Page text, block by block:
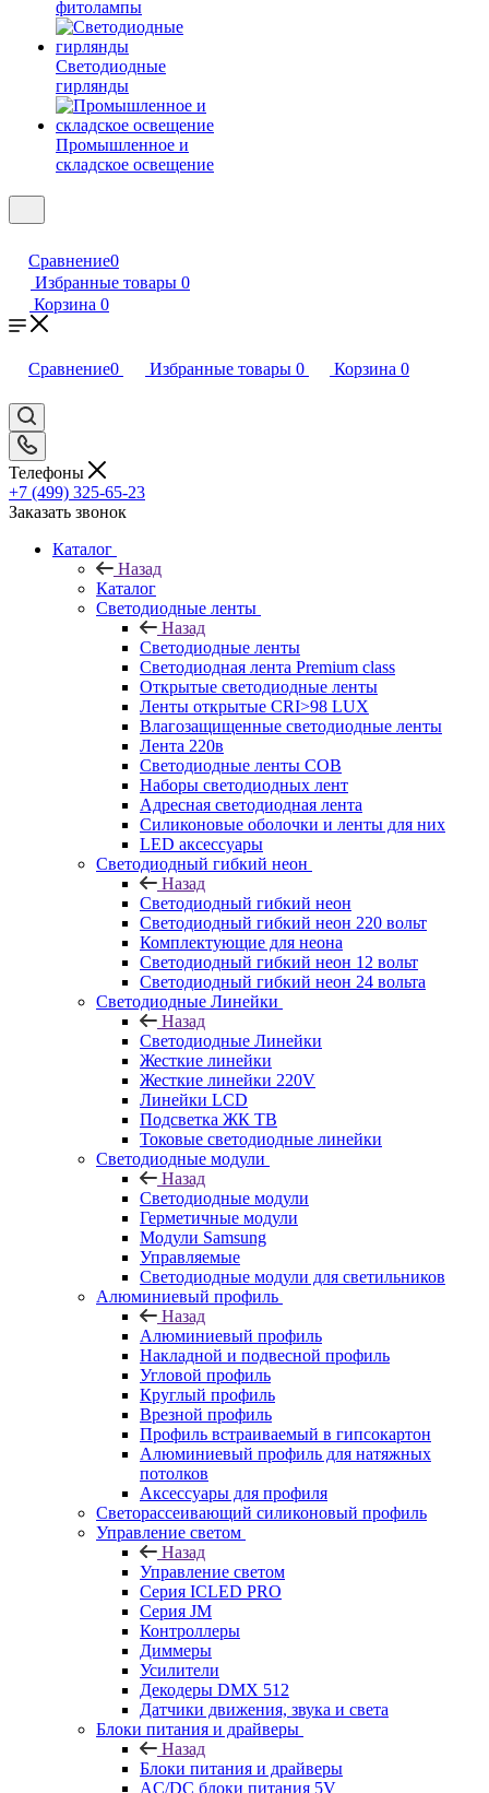
фитолампы
Светодиодные
гирлянды
Промышленное и
складское освещение
Сравнение0
Избранные товары 0
Корзина 0
Сравнение0 Избранные товары 0 Корзина 0
Телефоны
+7 (499) 325-65-23
Заказать звонок
Каталог
Назад
Каталог
Светодиодные ленты
Назад
Светодиодные ленты
Светодиодная лента Premium class
Открытые светодиодные ленты
Ленты открытые CRI>98 LUX
Влагозащищенные светодиодные ленты
Лента 220в
Светодиодные ленты COB
Наборы светодиодных лент
Адресная светодиодная лента
Силиконовые оболочки и ленты для них
LED аксессуары
Светодиодный гибкий неон
Назад
Светодиодный гибкий неон
Светодиодный гибкий неон 220 вольт
Комплектующие для неона
Светодиодный гибкий неон 12 вольт
Светодиодный гибкий неон 24 вольта
Светодиодные Линейки
Назад
Светодиодные Линейки
Жесткие линейки
Жесткие линейки 220V
Линейки LCD
Подсветка ЖК ТВ
Токовые светодиодные линейки
Светодиодные модули
Назад
Светодиодные модули
Герметичные модули
Модули Samsung
Управляемые
Светодиодные модули для светильников
Алюминиевый профиль
Назад
Алюминиевый профиль
Накладной и подвесной профиль
Угловой профиль
Круглый профиль
Врезной профиль
Профиль встраиваемый в гипсокартон
Алюминиевый профиль для натяжных
потолков
Аксессуары для профиля
Светорассеивающий силиконовый профиль
Управление светом
Назад
Управление светом
Серия ICLED PRO
Серия JM
Контроллеры
Диммеры
Усилители
Декодеры DMX 512
Датчики движения, звука и света
Блоки питания и драйверы
Назад
Блоки питания и драйверы
AC/DC блоки питания 5V